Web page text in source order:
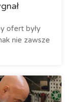
ofert były
nie zawsze